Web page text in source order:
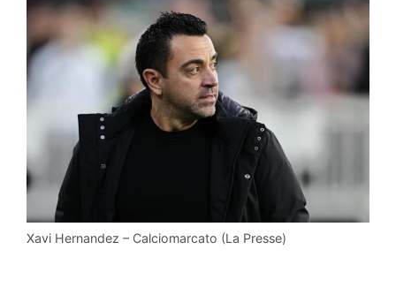
Xavi Hernandez – Calciomarcato (La Presse)